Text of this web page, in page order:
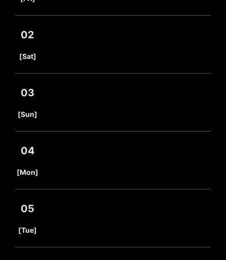
02
[Sat]
03
[Sun]
04
[Mon]
05
[Tue]